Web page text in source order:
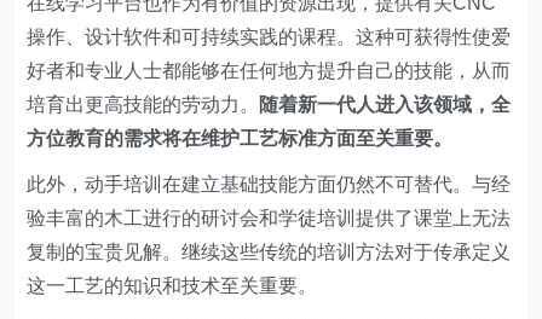
操作、设计软件和可持续实践的课程。这种可获得性使爱
好者和专业人士都能够在任何地方提升自己的技能，从而
培育出更高技能的劳动力。
随着新一代人进入该领域，全
方位教育的需求将在维护工艺标准方面至关重要。
此外，动手培训在建立基础技能方面仍然不可替代。与经
验丰富的木工进行的研讨会和学徒培训提供了课堂上无法
复制的宝贵见解。继续这些传统的培训方法对于传承定义
这一工艺的知识和技术至关重要。